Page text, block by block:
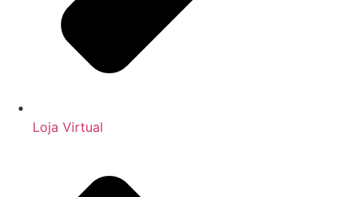
Loja Virtual